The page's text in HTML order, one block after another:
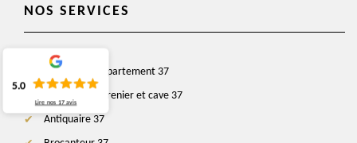
NOS SERVICES
Débarras d'appartement 37
Débarras de grenier et cave 37
Antiquaire 37
5.0
Lire nos 17 avis